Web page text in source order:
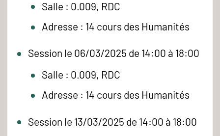
Salle : 0.009, RDC
Adresse : 14 cours des Humanités
Session le 06/03/2025 de 14:00 à 18:00
Salle : 0.009, RDC
Adresse : 14 cours des Humanités
Session le 13/03/2025 de 14:00 à 18:00